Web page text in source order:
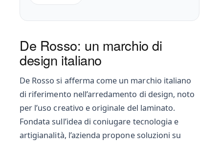
De Rosso: un marchio di
design italiano
De Rosso si afferma come un marchio italiano
di riferimento nell’arredamento di design, noto
per l’uso creativo e originale del laminato.
Fondata sull’idea di coniugare tecnologia e
artigianalità, l’azienda propone soluzioni su